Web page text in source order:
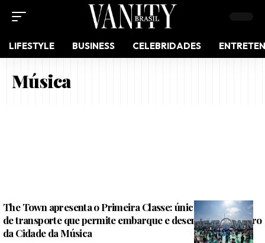
LIFESTYLE BUSINESS CELEBRIDADES
Música
The Town apresenta o Primeira Classe: única modalidade
de transporte que permite embarque e desembarque dentro
da Cidade da Música